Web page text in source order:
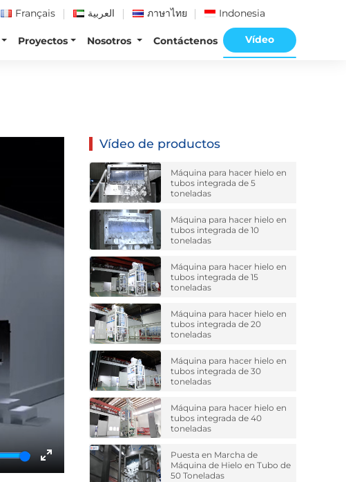
Français العربية ภาษาไทย Indonesia
Proyectos Nosotros Contáctenos Vídeo
Enter
Vídeo de productos
Máquina para hacer hielo en
tubos integrada de 5
toneladas
Máquina para hacer hielo en
tubos integrada de 10
toneladas
Máquina para hacer hielo en
tubos integrada de 15
toneladas
Máquina para hacer hielo en
tubos integrada de 20
toneladas
Máquina para hacer hielo en
tubos integrada de 30
toneladas
Máquina para hacer hielo en
tubos integrada de 40
toneladas
Puesta en Marcha de
Máquina de Hielo en Tubo de
50 Toneladas